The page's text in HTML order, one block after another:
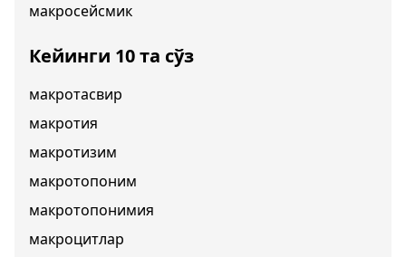
макросейсмик
Кейинги 10 та сўз
макротасвир
макротия
макротизим
макротопоним
макротопонимия
макроцитлар